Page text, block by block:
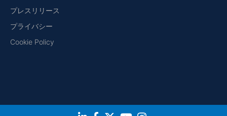
プレスリリース
プライバシー
Cookie Policy